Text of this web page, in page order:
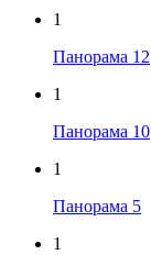
1
Панорама 12
1
Панорама 10
1
Панорама 5
1